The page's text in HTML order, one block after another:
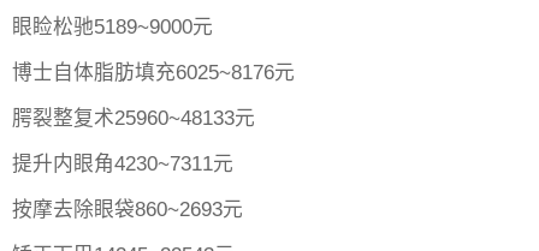
眼睑松驰5189~9000元
博士自体脂肪填充6025~8176元
腭裂整复术25960~48133元
提升内眼角4230~7311元
按摩去除眼袋860~2693元